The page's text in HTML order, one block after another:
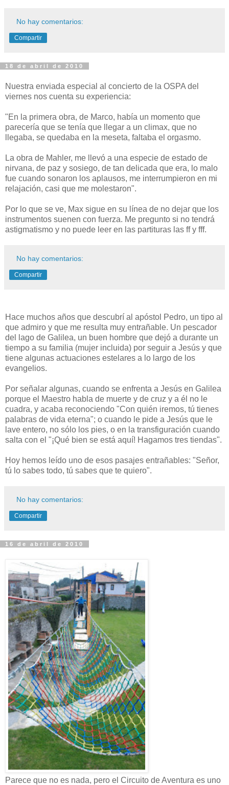
No hay comentarios:
Compartir
18 de abril de 2010
Nuestra enviada especial al concierto de la OSPA del
viernes nos cuenta su experiencia:
"En la primera obra, de Marco, había un momento que
parecería que se tenía que llegar a un climax, que no
llegaba, se quedaba en la meseta, faltaba el orgasmo.
La obra de Mahler, me llevó a una especie de estado de
nirvana, de paz y sosiego, de tan delicada que era, lo malo
fue cuando sonaron los aplausos, me interrumpieron en mi
relajación, casi que me molestaron".
Por lo que se ve, Max sigue en su línea de no dejar que los
instrumentos suenen con fuerza. Me pregunto si no tendrá
astigmatismo y no puede leer en las partituras las ff y fff.
No hay comentarios:
Compartir
Hace muchos años que descubrí al apóstol Pedro, un tipo al
que admiro y que me resulta muy entrañable. Un pescador
del lago de Galilea, un buen hombre que dejó a durante un
tiempo a su familia (mujer incluida) por seguir a Jesús y que
tiene algunas actuaciones estelares a lo largo de los
evangelios.
Por señalar algunas, cuando se enfrenta a Jesús en Galilea
porque el Maestro habla de muerte y de cruz y a él no le
cuadra, y acaba reconociendo "Con quién iremos, tú tienes
palabras de vida eterna"; o cuando le pide a Jesús que le
lave entero, no sólo los pies, o en la transfiguración cuando
salta con el "¡Qué bien se está aquí! Hagamos tres tiendas".
Hoy hemos leído uno de esos pasajes entrañables: "Señor,
tú lo sabes todo, tú sabes que te quiero".
No hay comentarios:
Compartir
16 de abril de 2010
Parece que no es nada, pero el Circuito de Aventura es uno